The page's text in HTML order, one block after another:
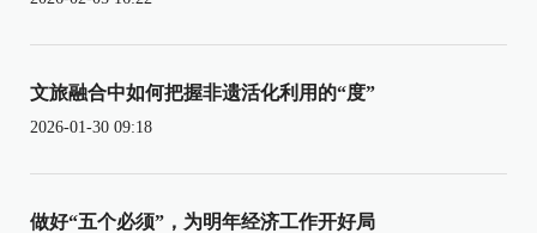
文旅融合中如何把握非遗活化利用的“度”
2026-01-30 09:18
做好“五个必须”，为明年经济工作开好局